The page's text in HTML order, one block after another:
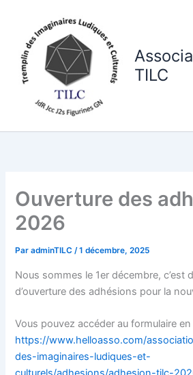
contenu
TILC
Ouverture des
2026
ParadminTILC/1 décembre, 2025
Nous sommes le 1er décembre, c’est
d’ouverture des adhésions pour la
Vous pouvez accéder au formulaire
https://www.helloasso.com/
des-imaginaires-ludiques-et-